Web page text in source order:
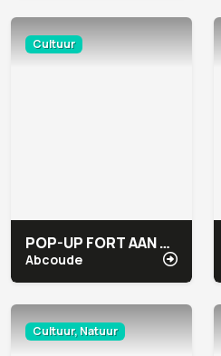
Cultuur
POP-UP FORT AAN DE WINKEL
Abcoude
Cultuur, Natuur